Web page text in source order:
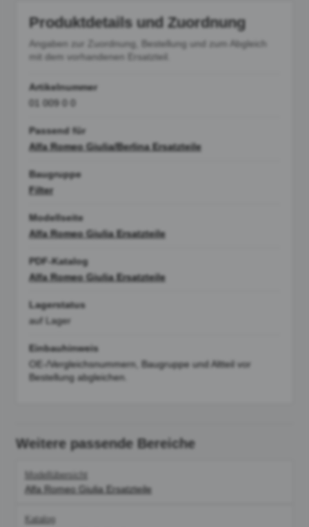
Produktdetails und Zuordnung
Angaben zur Zuordnung, Bestellung und zum Abgleich
mit dem vorhandenen Ersatzteil.
Artikelnummer
01 009 0 0
Passend für
Alfa Romeo Giulia/Berlina Ersatzteile
Baugruppe
Filter
Modellseite
Alfa Romeo Giulia Ersatzteile
PDF-Katalog
Alfa Romeo Giulia Ersatzteile
Lagerstatus
auf Lager
Einbauhinweis
OE-/Vergleichsnummern, Baugruppe und Altteil vor
Bestellung abgleichen.
Weitere passende Bereiche
Modellübersicht
Alfa Romeo Giulia Ersatzteile
Katalog